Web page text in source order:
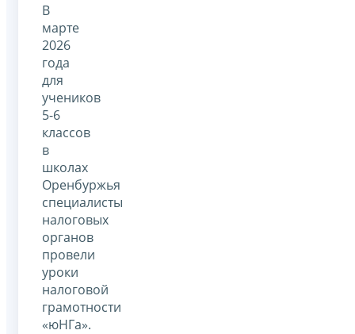
В
марте
2026
года
для
учеников
5-6
классов
в
школах
Оренбуржья
специалисты
налоговых
органов
провели
уроки
налоговой
грамотности
«юНГа».